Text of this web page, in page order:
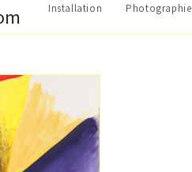
Installation Photographie